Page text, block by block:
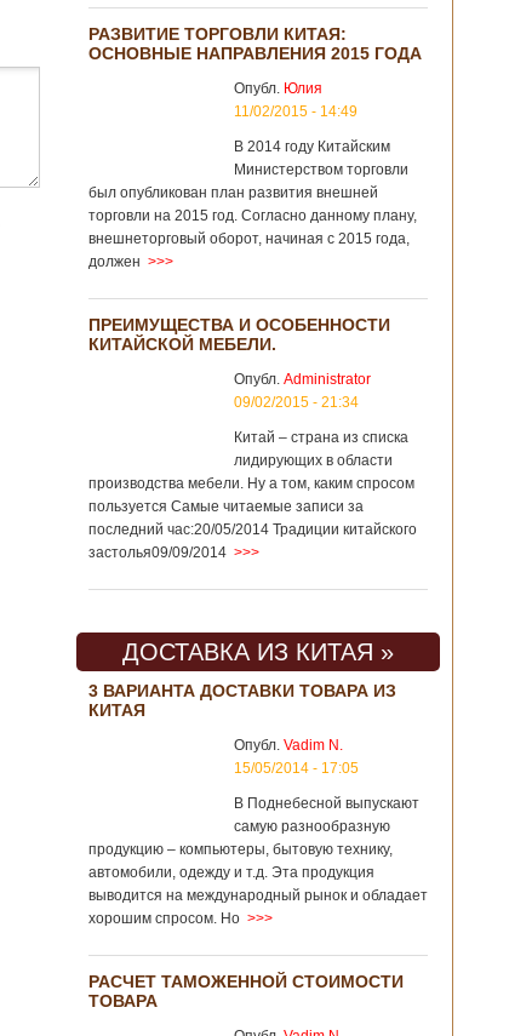
РАЗВИТИЕ ТОРГОВЛИ КИТАЯ:
ОСНОВНЫЕ НАПРАВЛЕНИЯ 2015 ГОДА
Опубл. Юлия
11/02/2015 - 14:49
В 2014 году Китайским
Министерством торговли
был опубликован план развития внешней
торговли на 2015 год. Согласно данному плану,
внешнеторговый оборот, начиная с 2015 года,
должен >>>
ПРЕИМУЩЕСТВА И ОСОБЕННОСТИ
КИТАЙСКОЙ МЕБЕЛИ.
Опубл. Administrator
09/02/2015 - 21:34
Китай – страна из списка
лидирующих в области
производства мебели. Ну а том, каким спросом
пользуется Самые читаемые записи за
последний час:20/05/2014 Традиции китайского
застолья09/09/2014 >>>
ДОСТАВКА ИЗ КИТАЯ »
3 ВАРИАНТА ДОСТАВКИ ТОВАРА ИЗ
КИТАЯ
Опубл. Vadim N.
15/05/2014 - 17:05
В Поднебесной выпускают
самую разнообразную
продукцию – компьютеры, бытовую технику,
автомобили, одежду и т.д. Эта продукция
выводится на международный рынок и обладает
хорошим спросом. Но >>>
РАСЧЕТ ТАМОЖЕННОЙ СТОИМОСТИ
ТОВАРА